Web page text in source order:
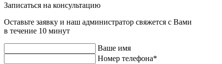
Записаться на консультацию
Оставьте заявку и наш администратор свяжется с Вами
в течение 10 минут
Ваше имя
Номер телефона*